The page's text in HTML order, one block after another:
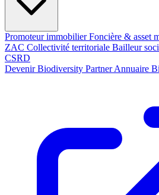
Promoteur immobilierFoncière & asset
ZAC Collectivité territoriale Bailleur
CSRD
Devenir Biodiversity PartnerAnnuaire